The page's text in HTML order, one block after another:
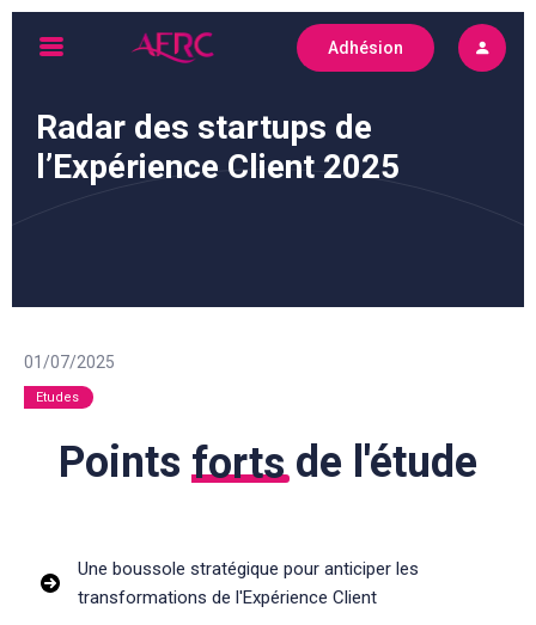
Adhésion
Radar des startups de
l’Expérience Client 2025
01/07/2025
Etudes
Points fortsde l'étude
Une boussole stratégique pour anticiper les
transformations de l'Expérience Client